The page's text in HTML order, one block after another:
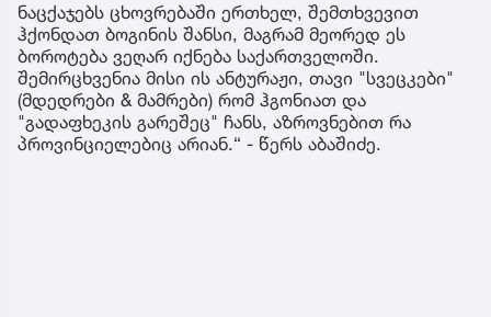
ნაცქაჯებს ცხოვრებაში ერთხელ, შემთხვევით
ჰქონდათ ბოგინის შანსი, მაგრამ მეორედ ეს
ბოროტება ვეღარ იქნება საქართველოში.
შემირცხვენია მისი ის ანტურაჟი, თავი "სვეცკები"
(მდედრები & მამრები) რომ ჰგონიათ და
"გადაფხეკის გარეშეც" ჩანს, აზროვნებით რა
პროვინციელებიც არიან.“ - წერს აბაშიძე.